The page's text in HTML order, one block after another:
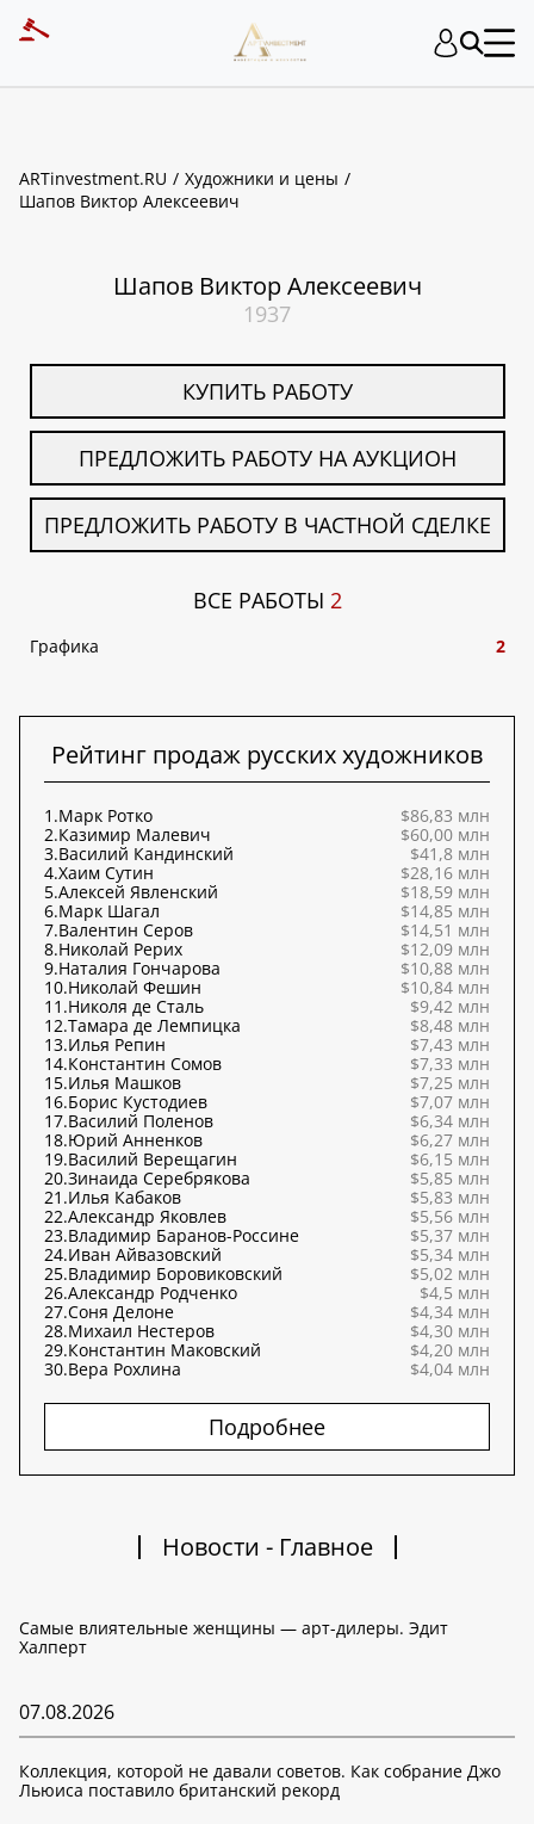
ARTinvestment.RU
Художники и цены
Шапов Виктор Алексеевич
Шапов Виктор Алексеевич
1937
КУПИТЬ РАБОТУ
ПРЕДЛОЖИТЬ РАБОТУ НА АУКЦИОН
ПРЕДЛОЖИТЬ РАБОТУ В ЧАСТНОЙ СДЕЛКЕ
ВСЕ РАБОТЫ 2
Графика 2
Рейтинг продаж русских художников
1.Марк Ротко
$86,83 млн
2.Казимир Малевич
$60,00 млн
3.Василий Кандинский
$41,8 млн
4.Хаим Сутин
$28,16 млн
5.Алексей Явленский
$18,59 млн
6.Марк Шагал
$14,85 млн
7.Валентин Серов
$14,51 млн
8.Николай Рерих
$12,09 млн
9.Наталия Гончарова
$10,88 млн
10.Николай Фешин
$10,84 млн
11.Николя де Сталь
$9,42 млн
12.Тамара де Лемпицка
$8,48 млн
13.Илья Репин
$7,43 млн
14.Константин Сомов
$7,33 млн
15.Илья Машков
$7,25 млн
16.Борис Кустодиев
$7,07 млн
17.Василий Поленов
$6,34 млн
18.Юрий Анненков
$6,27 млн
19.Василий Верещагин
$6,15 млн
20.Зинаида Серебрякова
$5,85 млн
21.Илья Кабаков
$5,83 млн
22.Александр Яковлев
$5,56 млн
23.Владимир Баранов-Россине
$5,37 млн
24.Иван Айвазовский
$5,34 млн
25.Владимир Боровиковский
$5,02 млн
26.Александр Родченко
$4,5 млн
27.Соня Делоне
$4,34 млн
28.Михаил Нестеров
$4,30 млн
29.Константин Маковский
$4,20 млн
30.Вера Рохлина $4,04 млн
Подробнее
Новости - Главное
Самые влиятельные женщины — арт-дилеры. Эдит
Халперт
07.08.2026
Коллекция, которой не давали советов. Как собрание Джо
Льюиса поставило британский рекорд